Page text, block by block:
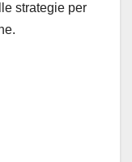
strategie per